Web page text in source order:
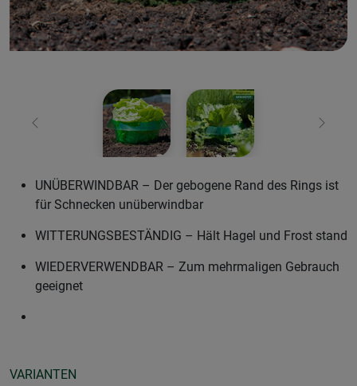
Zurück Weiter
UNÜBERWINDBAR – Der gebogene Rand des Rings ist
für Schnecken unüberwindbar
WITTERUNGSBESTÄNDIG – Hält Hagel und Frost stand
WIEDERVERWENDBAR – Zum mehrmaligen Gebrauch
geeignet
VARIANTEN